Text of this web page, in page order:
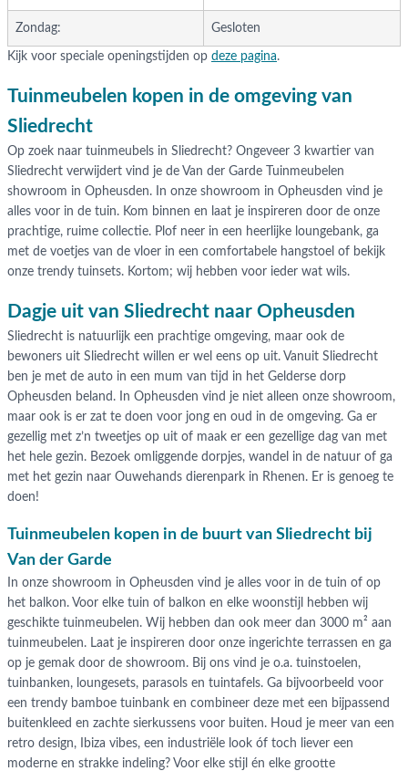
Zondag: Gesloten
Kijk voor speciale openingstijden op deze pagina.
Tuinmeubelen kopen in de omgeving van
Sliedrecht
Op zoek naar tuinmeubels in Sliedrecht? Ongeveer 3 kwartier van
Sliedrecht verwijdert vind je de Van der Garde Tuinmeubelen
showroom in Opheusden. In onze showroom in Opheusden vind je
alles voor in de tuin. Kom binnen en laat je inspireren door de onze
prachtige, ruime collectie. Plof neer in een heerlijke loungebank, ga
met de voetjes van de vloer in een comfortabele hangstoel of bekijk
onze trendy tuinsets. Kortom; wij hebben voor ieder wat wils.
Dagje uit van Sliedrecht naar Opheusden
Sliedrecht is natuurlijk een prachtige omgeving, maar ook de
bewoners uit Sliedrecht willen er wel eens op uit. Vanuit Sliedrecht
ben je met de auto in een mum van tijd in het Gelderse dorp
Opheusden beland. In Opheusden vind je niet alleen onze showroom,
maar ook is er zat te doen voor jong en oud in de omgeving. Ga er
gezellig met z’n tweetjes op uit of maak er een gezellige dag van met
het hele gezin. Bezoek omliggende dorpjes, wandel in de natuur of ga
met het gezin naar Ouwehands dierenpark in Rhenen. Er is genoeg te
doen!
Tuinmeubelen kopen in de buurt van Sliedrecht bij
Van der Garde
In onze showroom in Opheusden vind je alles voor in de tuin of op
het balkon. Voor elke tuin of balkon en elke woonstijl hebben wij
geschikte tuinmeubelen. Wij hebben dan ook meer dan 3000 m² aan
tuinmeubelen. Laat je inspireren door onze ingerichte terrassen en ga
op je gemak door de showroom. Bij ons vind je o.a. tuinstoelen,
tuinbanken, loungesets, parasols en tuintafels. Ga bijvoorbeeld voor
een trendy bamboe tuinbank en combineer deze met een bijpassend
buitenkleed en zachte sierkussens voor buiten. Houd je meer van een
retro design, Ibiza vibes, een industriële look óf toch liever een
moderne en strakke indeling? Voor elke stijl én elke grootte